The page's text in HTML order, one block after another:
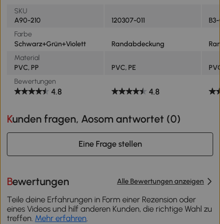
Ohne Stangenloch
SKU
A90-210
120307-011
Farbe
Schwarz+Grün+Violett
Randabdeckung
Material
PVC, PP
PVC, PE
Bewertungen
4.8 4.8
Kunden fragen, Aosom antwortet (0)
Eine Frage stellen
Bewertungen Alle Bewertungen anzeigen
Teile deine Erfahrungen in Form einer Rezension oder
eines Videos und hilf anderen Kunden, die richtige Wahl zu
treffen. Mehr erfahren.